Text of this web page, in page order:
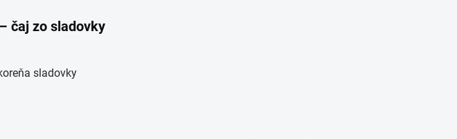
čaj zo sladovky
sladovky